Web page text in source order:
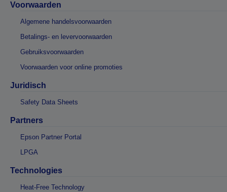
Voorwaarden
Algemene handelsvoorwaarden
Betalings- en levervoorwaarden
Gebruiksvoorwaarden
Voorwaarden voor online promoties
Juridisch
Safety Data Sheets
Partners
Epson Partner Portal
LPGA
Technologies
Heat-Free Technology